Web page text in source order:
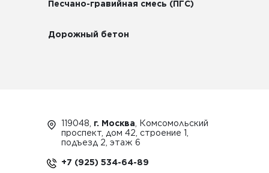
Песчано-гравийная смесь (ПГС)
Дорожный бетон
119048, г. Москва , Комсомольский
проспект, дом 42, строение 1,
подъезд 2, этаж 6
+7 (925) 534-64-89